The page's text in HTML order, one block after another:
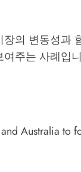
의 변동성과
주는 사례입
Australia to